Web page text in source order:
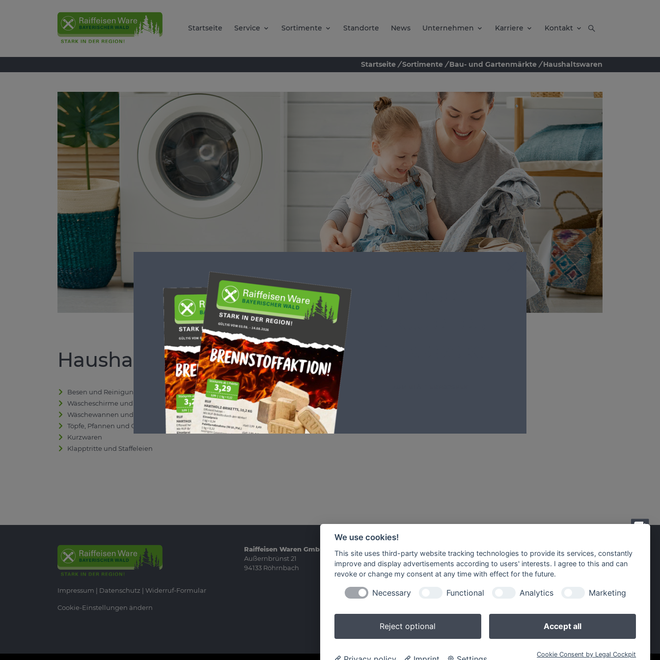
Startseite Service Sortimente Standorte News Unternehmen Karriere Kontakt
Startseite / Sortimente / Bau- und Gartenmärkte / Haushaltswaren
Haushaltswaren
Besen und Reinigungsutensilien
Wäscheschirme und Standtrockner
Wäschewannen und Kunststoffboxen
Töpfe, Pfannen und Geschirr
Kurzwaren
Klapptritte und Staffeleien
Impressum Datenschutz Widerruf-Formular
Cookie-Einstellungen ändern
Raiffeisen Waren GmbH Bayerischer Wald
Außernbrünst 21
94133 Röhrnbach
Unsere Gesellschafterinnen
We use cookies!
This site uses third-party website tracking technologies to provide its services, constantly
improve and display advertisements according to users' interests. I agree to this and can
revoke or change my consent at any time with effect for the future.
Necessary Functional Analytics Marketing
Reject optional Accept all
Cookie Consent by Legal Cockpit